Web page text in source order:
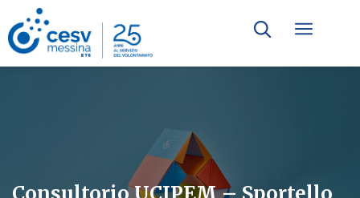
Consultorio UCIPEM – Sportello